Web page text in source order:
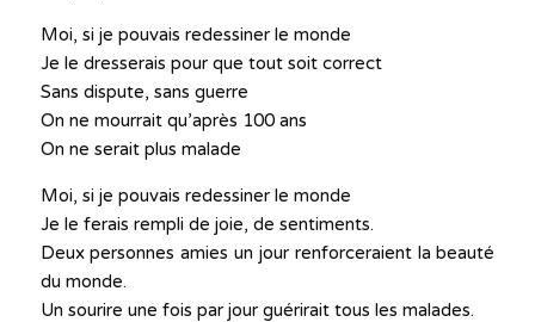
Moi, si je pouvais redessiner le monde
Je le dresserais pour que tout soit correct
Sans dispute, sans guerre
On ne mourrait qu’après 100 ans
On ne serait plus malade
Moi, si je pouvais redessiner le monde
Je le ferais rempli de joie, de sentiments.
Deux personnes amies un jour renforceraient la beauté
du monde.
Un sourire une fois par jour guérirait tous les malades.